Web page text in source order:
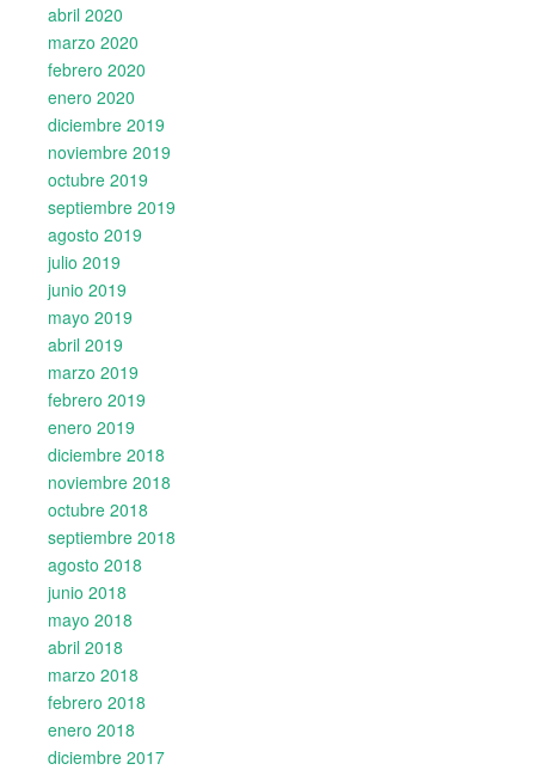
abril 2020
marzo 2020
febrero 2020
enero 2020
diciembre 2019
noviembre 2019
octubre 2019
septiembre 2019
agosto 2019
julio 2019
junio 2019
mayo 2019
abril 2019
marzo 2019
febrero 2019
enero 2019
diciembre 2018
noviembre 2018
octubre 2018
septiembre 2018
agosto 2018
junio 2018
mayo 2018
abril 2018
marzo 2018
febrero 2018
enero 2018
diciembre 2017